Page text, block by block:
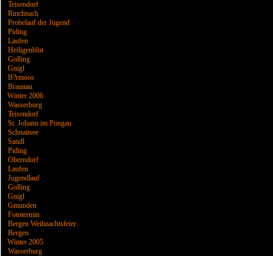
Teisendorf
Rinchnach
Probelauf der Jugend
Piding
Laufen
Heiligenblut
Golling
Gnigl
B?rmoos
Braunau
Winter 2006
Wasserburg
Teisendorf
St. Johann im Pongau
Schnaitsee
Sandl
Piding
Oberndorf
Laufen
Jugendlauf
Golling
Gnigl
Gmunden
Fototermin
Bergen Weihnachtsfeier
Bergen
Winter 2005
Wasserburg